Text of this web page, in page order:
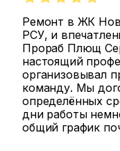
Ремонт в ЖК
РСУ, и
Прораб Плющ
настоящий
организовывал
команду. Мы
определённых
дни работы
общий график